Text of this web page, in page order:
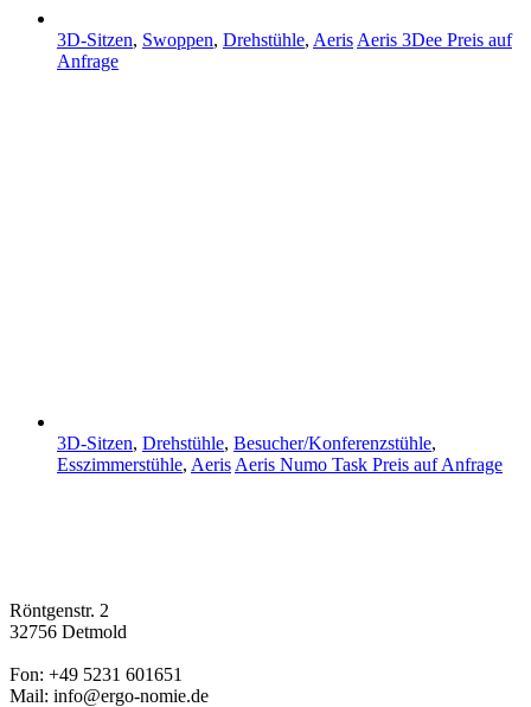
3D-Sitzen, Swoppen, Drehstühle, Aeris Aeris 3Dee Preis auf
Anfrage
3D-Sitzen, Drehstühle, Besucher/Konferenzstühle,
Esszimmerstühle, Aeris Aeris Numo Task Preis auf Anfrage
Röntgenstr. 2
32756 Detmold
Fon: +49 5231 601651
Mail: info@ergo-nomie.de